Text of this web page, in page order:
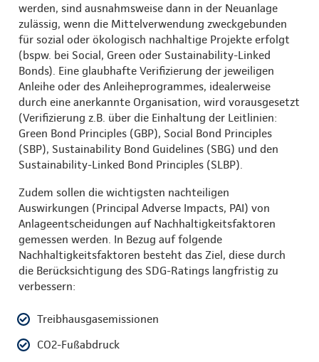
werden, sind ausnahmsweise dann in der Neuanlage
zulässig, wenn die Mittelverwendung zweckgebunden
für sozial oder ökologisch nachhaltige Projekte erfolgt
(bspw. bei Social, Green oder Sustainability-Linked
Bonds). Eine glaubhafte Verifizierung der jeweiligen
Anleihe oder des Anleiheprogrammes, idealerweise
durch eine anerkannte Organisation, wird vorausgesetzt
(Verifizierung z.B. über die Einhaltung der Leitlinien:
Green Bond Principles (GBP), Social Bond Principles
(SBP), Sustainability Bond Guidelines (SBG) und den
Sustainability-Linked Bond Principles (SLBP).
Zudem sollen die wichtigsten nachteiligen
Auswirkungen (Principal Adverse Impacts, PAI) von
Anlageentscheidungen auf Nachhaltigkeitsfaktoren
gemessen werden. In Bezug auf folgende
Nachhaltigkeitsfaktoren besteht das Ziel, diese durch
die Berücksichtigung des SDG-Ratings langfristig zu
verbessern:
Treibhausgasemissionen
CO2-Fußabdruck